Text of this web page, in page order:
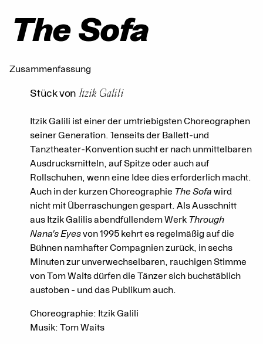
The Sofa
Zusammenfassung
Stück von Itzik Galili
Itzik Galili ist einer der umtriebigsten Choreographen
seiner Generation. Jenseits der Ballett-und
Tanztheater-Konvention sucht er nach unmittelbaren
Ausdrucksmitteln, auf Spitze oder auch auf
Rollschuhen, wenn eine Idee dies erforderlich macht.
Auch in der kurzen Choreographie The Sofa wird
nicht mit Überraschungen gespart. Als Ausschnitt
aus Itzik Galilis abendfüllendem Werk Through
Nana's Eyesvon 1995 kehrt es regelmäßig auf die
Bühnen namhafter Compagnien zurück, in sechs
Minuten zur unverwechselbaren, rauchigen Stimme
von Tom Waits dürfen die Tänzer sich buchstäblich
austoben - und das Publikum auch.
Choreographie: Itzik Galili
Musik: Tom Waits